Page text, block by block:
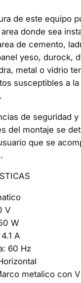
de este equipo
donde sea
de cemento,
yeso, durock,
metal o vidrio
susceptibles a la
de seguridad y
del montaje se
que se
V
W
A
60 Hz
metalico con